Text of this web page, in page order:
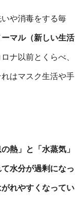
や消毒をする毎
マル（新しい生活
ナ以前とくらべ、
はマスク生活や手
熱」と「水蒸気」
水分が過剰になっ
れやすくなってい